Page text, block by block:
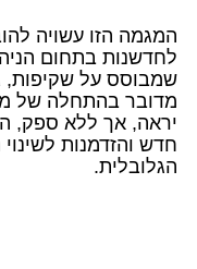
המגמה הזו עשויה
לחדשנות בתחום
שמבוסס על שקיפות,
מדובר בהתחלה של
יראה, אך ללא ספק,
חדש והזדמנות
הגלובלית.